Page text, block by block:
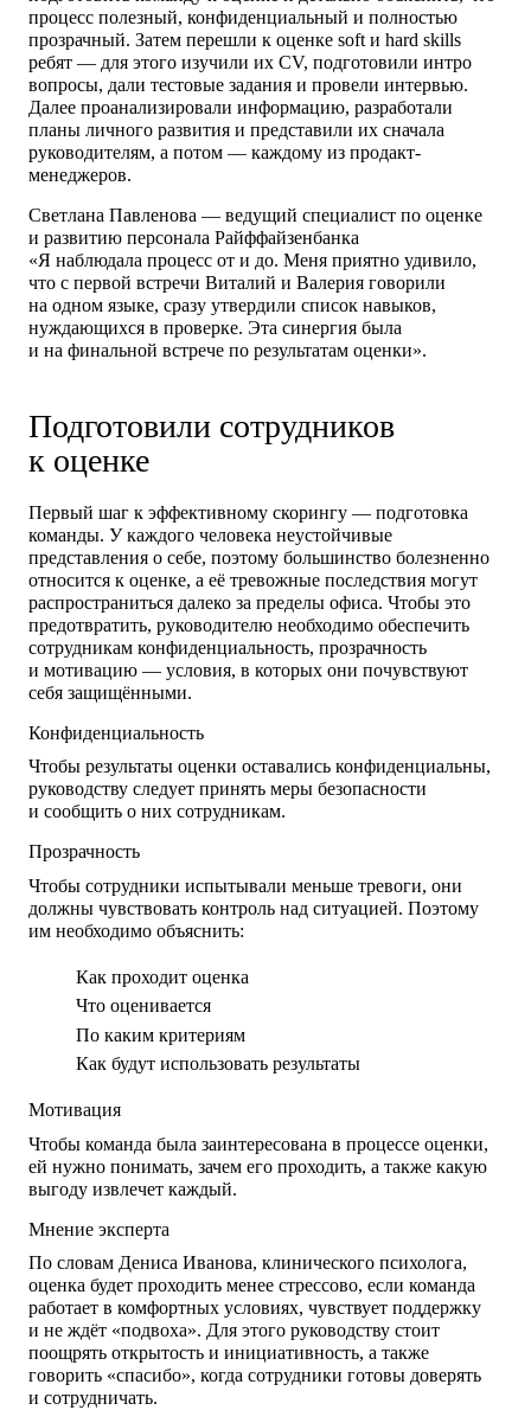
процесс полезный, конфиденциальный и полностью
прозрачный. Затем перешли к оценке soft и hard skills
ребят — для этого изучили их CV, подготовили интро
вопросы, дали тестовые задания и провели интервью.
Далее проанализировали информацию, разработали
планы личного развития и представили их сначала
руководителям, а потом — каждому из продакт-
менеджеров.
Светлана Павленова — ведущий специалист по оценке
и развитию персонала Райффайзенбанка
«Я наблюдала процесс от и до. Меня приятно удивило,
что с первой встречи Виталий и Валерия говорили
на одном языке, сразу утвердили список навыков,
нуждающихся в проверке. Эта синергия была
и на финальной встрече по результатам оценки».
Подготовили сотрудников
к оценке
Первый шаг к эффективному скорингу — подготовка
команды. У каждого человека неустойчивые
представления о себе, поэтому большинство болезненно
относится к оценке, а её тревожные последствия могут
распространиться далеко за пределы офиса. Чтобы это
предотвратить, руководителю необходимо обеспечить
сотрудникам конфиденциальность, прозрачность
и мотивацию — условия, в которых они почувствуют
себя защищёнными.
Конфиденциальность
Чтобы результаты оценки оставались конфиденциальны,
руководству следует принять меры безопасности
и сообщить о них сотрудникам.
Прозрачность
Чтобы сотрудники испытывали меньше тревоги, они
должны чувствовать контроль над ситуацией. Поэтому
им необходимо объяснить:
Как проходит оценка
Что оценивается
По каким критериям
Как будут использовать результаты
Мотивация
Чтобы команда была заинтересована в процессе оценки,
ей нужно понимать, зачем его проходить, а также какую
выгоду извлечет каждый.
Мнение эксперта
По словам Дениса Иванова, клинического психолога,
оценка будет проходить менее стрессово, если команда
работает в комфортных условиях, чувствует поддержку
и не ждёт «подвоха». Для этого руководству стоит
поощрять открытость и инициативность, а также
говорить «спасибо», когда сотрудники готовы доверять
и сотрудничать.